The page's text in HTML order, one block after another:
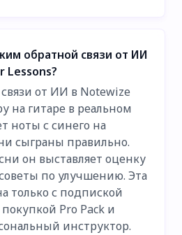
обратной связи от ИИ
Lessons?
от ИИ в Notewize
на гитаре в реальном
ноты с синего на
сыграны правильно.
он выставляет оценку
по улучшению. Эта
только с подпиской
Pro Pack и
инструктор.